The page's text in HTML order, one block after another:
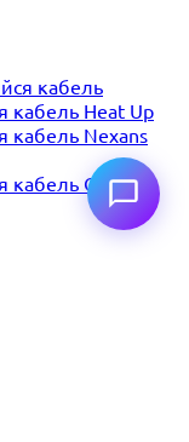
кабель
кабель Heat Up
кабель Nexans
кабель ССТ